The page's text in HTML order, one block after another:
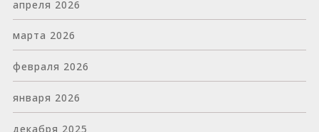
апреля 2026
марта 2026
февраля 2026
января 2026
декабря 2025